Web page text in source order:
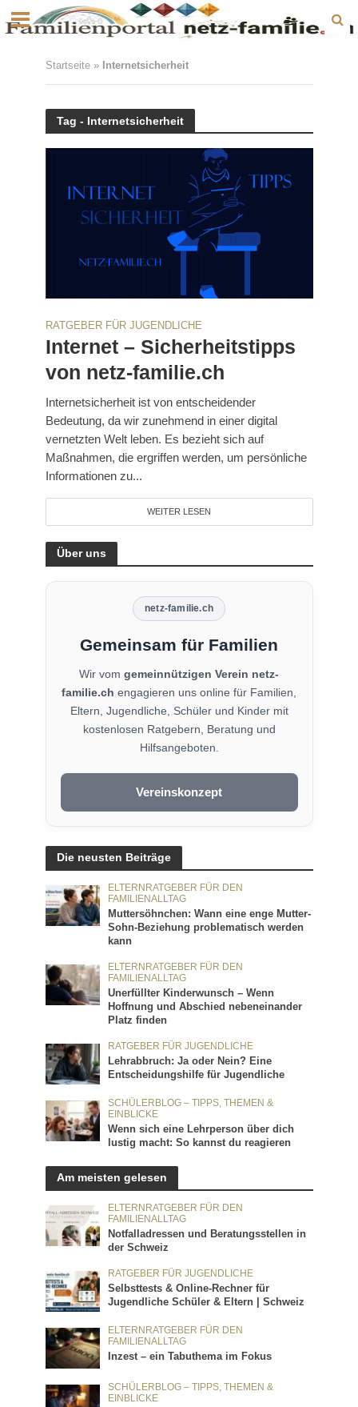
Startseite» Internetsicherheit
Tag - Internetsicherheit
RATGEBER FÜR JUGENDLICHE
Internet – Sicherheitstipps
von netz-familie.ch
Internetsicherheit ist von entscheidender
Bedeutung, da wir zunehmend in einer digital
vernetzten Welt leben. Es bezieht sich auf
Maßnahmen, die ergriffen werden, um persönliche
Informationen zu...
WEITER LESEN
Über uns
netz-familie.ch
Gemeinsam für Familien
Wir vom gemeinnützigen Verein netz-
familie.ch engagieren uns online für Familien,
Eltern, Jugendliche, Schüler und Kinder mit
kostenlosen Ratgebern, Beratung und
Hilfsangeboten.
Vereinskonzept
Die neusten Beiträge
ELTERNRATGEBER FÜR DEN
FAMILIENALLTAG
Muttersöhnchen: Wann eine enge Mutter-
Sohn-Beziehung problematisch werden
kann
ELTERNRATGEBER FÜR DEN
FAMILIENALLTAG
Unerfüllter Kinderwunsch – Wenn
Hoffnung und Abschied nebeneinander
Platz finden
RATGEBER FÜR JUGENDLICHE
Lehrabbruch: Ja oder Nein? Eine
Entscheidungshilfe für Jugendliche
SCHÜLERBLOG – TIPPS, THEMEN &
EINBLICKE
Wenn sich eine Lehrperson über dich
lustig macht: So kannst du reagieren
Am meisten gelesen
ELTERNRATGEBER FÜR DEN
FAMILIENALLTAG
Notfalladressen und Beratungsstellen in
der Schweiz
RATGEBER FÜR JUGENDLICHE
Selbsttests & Online-Rechner für
Jugendliche Schüler & Eltern | Schweiz
ELTERNRATGEBER FÜR DEN
FAMILIENALLTAG
Inzest – ein Tabuthema im Fokus
SCHÜLERBLOG – TIPPS, THEMEN &
EINBLICKE